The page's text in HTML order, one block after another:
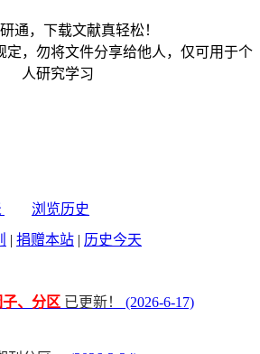
通，下载文献真轻松！
定，勿将文件分享给他人，仅可用于个
人研究学习
浏览历史
| 捐赠本站 | 历史今天
、分区 已更新！
(2026-6-17)